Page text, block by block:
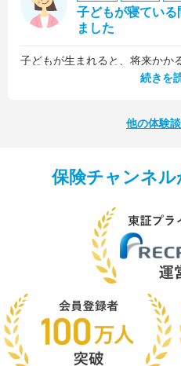
子どもが寝ている
ました
何より、とても親身になって対応してくださって大満足。うちと同じよ
続きを
他の体験
保険チャンネ